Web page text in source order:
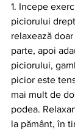
1. Incepe
piciorului
relaxează
parte, apoi
piciorului,
picior este
mai mult de
podea.
la pământ, în